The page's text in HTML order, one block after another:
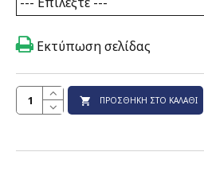
ΠΡΟΣΘΉΚΗ ΣΤΟ ΚΑΛΆΘΙ
Εκτύπωση σελίδας